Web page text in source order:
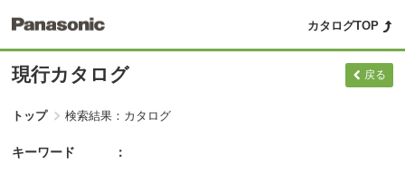
カタログTOP
現行カタログ 戻る
トップ 検索結果：カタログ
キーワード